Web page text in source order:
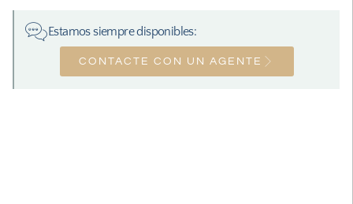
Estamos siempre disponibles:
CONTACTE CON UN AGENTE